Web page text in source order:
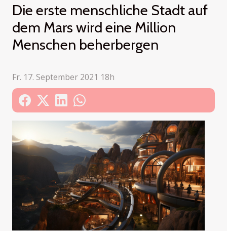
Die erste menschliche Stadt auf
dem Mars wird eine Million
Menschen beherbergen
Fr. 17. September 2021 18h